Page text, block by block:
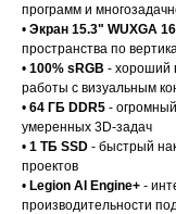
программ и
• Экран 15.3" WUXGA
пространства по
• 100% sRGB - хороший
работы с визуальным
• 64 ГБ DDR5 -
умеренных 3D-задач
• 1 ТБ SSD - быстрый
проектов
• Legion AI Engine+ -
производительности